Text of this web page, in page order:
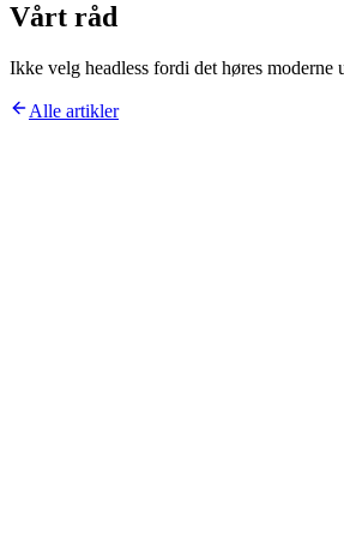
Vårt råd
Ikke velg headless fordi det høres
Alle artikler